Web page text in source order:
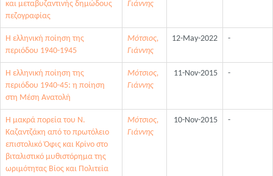
και μεταβυζαντινής δημώδους
πεζογραφίας
Γιάννης
Η ελληνική ποίηση της
περιόδου 1940-1945
Μότσιος,
Γιάννης
12-May-2022 -
Η ελληνική ποίηση της
περιόδου 1940-45: η ποίηση
στη Μέση Ανατολή
Μότσιος,
Γιάννης
11-Nov-2015 -
Η μακρά πορεία του Ν.
Καζαντζάκη από το πρωτόλειο
επιστολικό Όφις και Κρίνο στο
βιταλιστικό μυθιστόρημα της
ωριμότητας Βίος και Πολιτεία
Μότσιος,
Γιάννης
10-Nov-2015 -